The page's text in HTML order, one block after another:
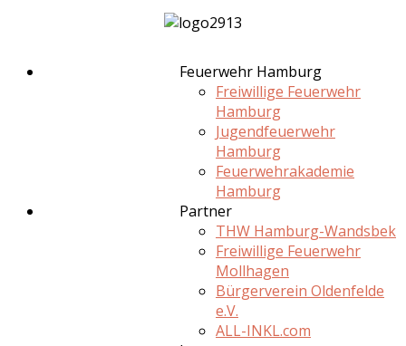
Feuerwehr Hamburg
Freiwillige Feuerwehr
Hamburg
Jugendfeuerwehr
Hamburg
Feuerwehrakademie
Hamburg
Partner
THW Hamburg-Wandsbek
Freiwillige Feuerwehr
Mollhagen
Bürgerverein Oldenfelde
e.V.
ALL-INKL.com